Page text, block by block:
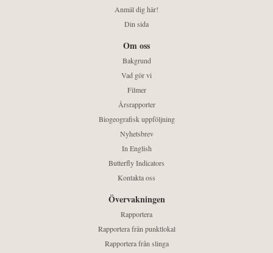
Anmäl dig här!
Din sida
Om oss
Bakgrund
Vad gör vi
Filmer
Årsrapporter
Biogeografisk uppföljning
Nyhetsbrev
In English
Butterfly Indicators
Kontakta oss
Övervakningen
Rapportera
Rapportera från punktlokal
Rapportera från slinga